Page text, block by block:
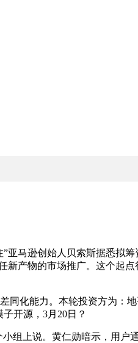
马逊创始人贝索斯据悉拟筹
新产物的市场推广。这个起
化能力。本轮投资方为：
开源，3月20日？
上说。黄仁勋暗示，用户